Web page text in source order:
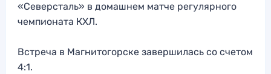
«Северсталь» в домашнем матче регулярного
чемпионата КХЛ.
Встреча в Магнитогорске завершилась со счетом
4:1.